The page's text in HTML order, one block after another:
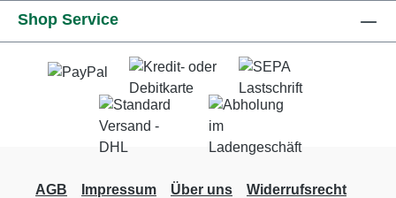
Shop Service
AGB Impressum Über uns
Widerrufsrecht